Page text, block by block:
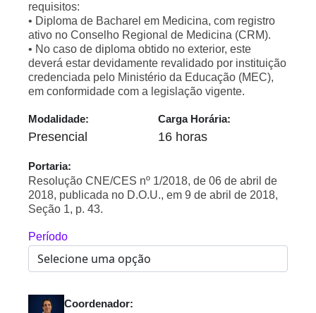
requisitos:
• Diploma de Bacharel em Medicina, com registro
ativo no Conselho Regional de Medicina (CRM).
• No caso de diploma obtido no exterior, este
deverá estar devidamente revalidado por instituição
credenciada pelo Ministério da Educação (MEC),
em conformidade com a legislação vigente.
Modalidade:
Presencial
Carga Horária:
16 horas
Portaria:
Resolução CNE/CES nº 1/2018, de 06 de abril de
2018, publicada no D.O.U., em 9 de abril de 2018,
Seção 1, p. 43.
Período
Coordenador: